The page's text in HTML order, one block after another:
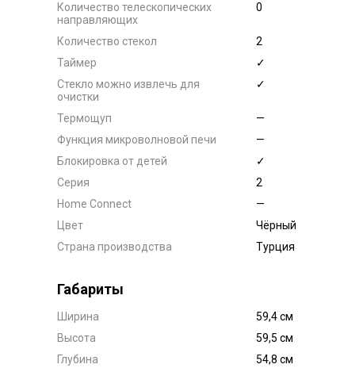
Количество телескопических
направляющих
0
Количество стекол
2
Таймер
✓
Стекло можно извлечь для
очистки
✓
Термощуп
—
Функция микроволновой печи
—
Блокировка от детей
✓
Серия
2
Home Connect
—
Цвет
Чёрный
Страна производства
Турция
Габариты
Ширина
59,4 см
Высота
59,5 см
Глубина
54,8 см